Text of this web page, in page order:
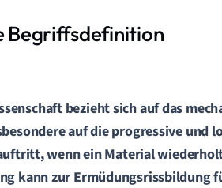
Begriffsdefinition
bezieht sich auf das
auf die progressive und
wenn ein Material
kann zur Ermüdungsrissbildung